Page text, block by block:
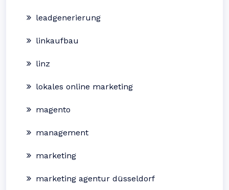
leadgenerierung
linkaufbau
linz
lokales online marketing
magento
management
marketing
marketing agentur düsseldorf